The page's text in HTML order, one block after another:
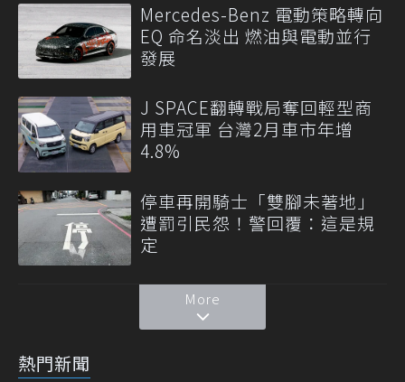
Mercedes-Benz 電動策略轉向
EQ 命名淡出 燃油與電動並行
發展
J SPACE翻轉戰局奪回輕型商
用車冠軍 台灣2月車市年增
4.8%
停車再開騎士「雙腳未著地」
遭罰引民怨！警回覆：這是規
定
More
熱門新聞